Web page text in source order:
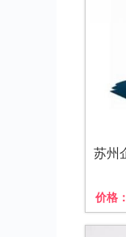
苏州
价格：